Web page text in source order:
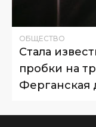
ОБЩЕСТВО
Стала
пробки на
Ферганская